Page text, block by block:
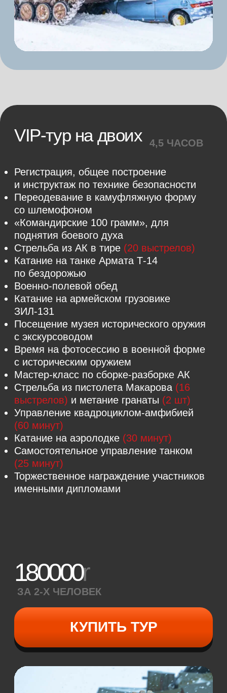
Интересные маршруты
Разной сложность. Квадроциклы
развивают скорость до 100 км/ч,
с лёгкостью проходят по болоту,
переезжают поваленные стволы
деревьев, плавают. Зимой есть опция
провалиться под лёд на глубине!
ВАМ ТОЧНО
ПОНРАВИТСЯ
Научитесь управлять самым большим
и мокро не будет!